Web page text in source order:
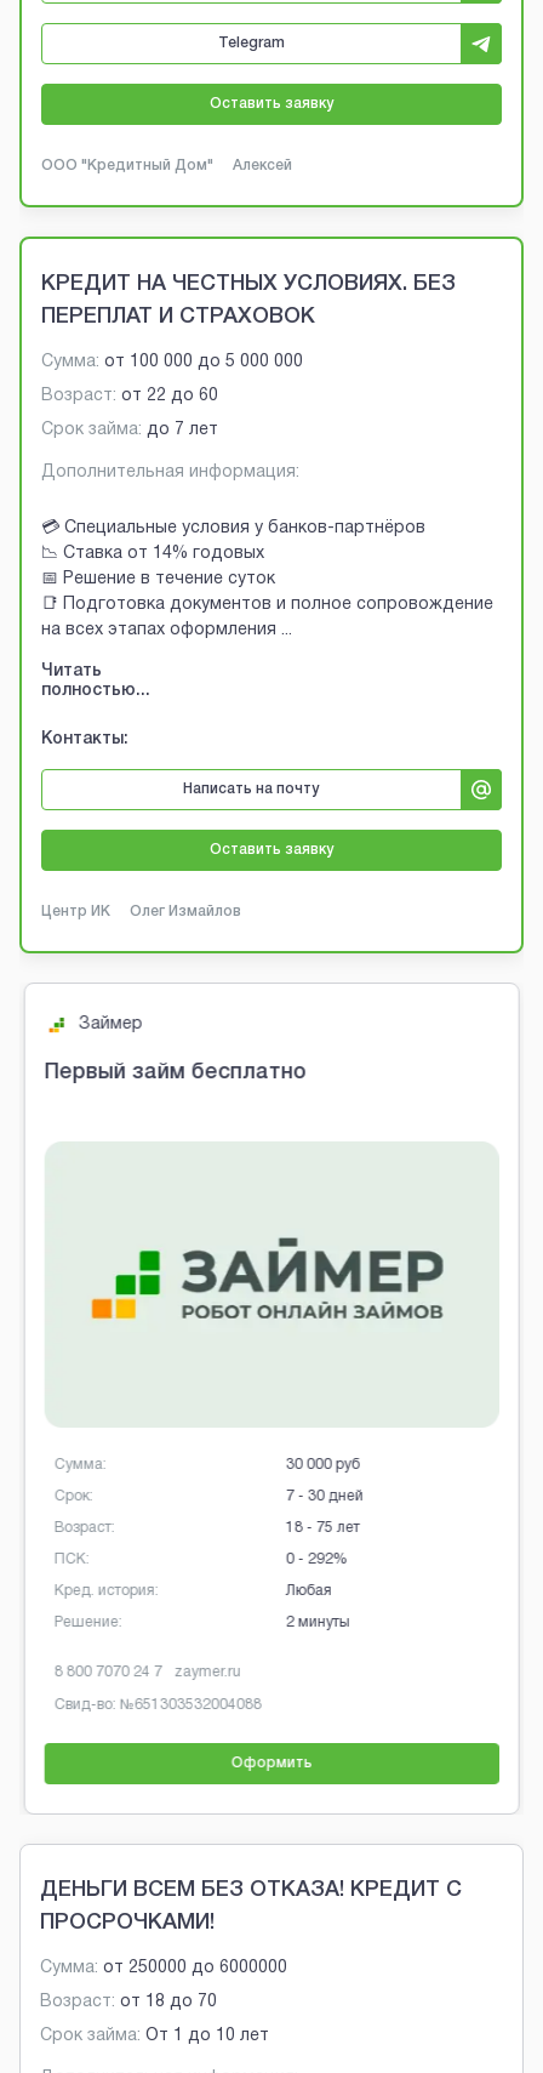
Telegram
Оставить заявку
ООО "Кредитный Дом" Алексей
КРЕДИТ НА ЧЕСТНЫХ УСЛОВИЯХ. БЕЗ
ПЕРЕПЛАТ И СТРАХОВОК
Сумма: от 100 000 до 5 000 000
Возраст: от 22 до 60
Срок займа: до 7 лет
Дополнительная информация:
💳 Специальные условия у банков-партнёров
📉 Ставка от 14% годовых
📅 Решение в течение суток
📑 Подготовка документов и полное сопровождение
на всех этапах оформления ...
Читать
полностью...
Контакты:
Написать на почту
Оставить заявку
Центр ИК Олег Измайлов
бесплатно
18 - 75 лет
Любая
2 минуты
Brobaza - Обычные объявления
ДЕНЬГИ ВСЕМ БЕЗ ОТКАЗА! КРЕДИТ С
ПРОСРОЧКАМИ!
Сумма: от 250000 до 6000000
Возраст: от 18 до 70
Срок займа: От 1 до 10 лет